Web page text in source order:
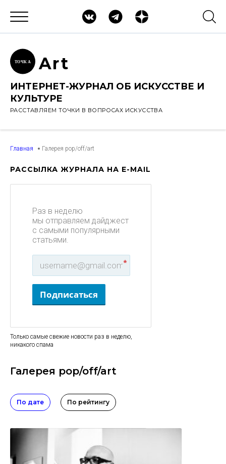
ТОЧК А Art
ИНТЕРНЕТ-ЖУРНАЛ ОБ ИСКУССТВЕ И
КУЛЬТУРЕ
РАССТАВЛЯЕМ ТОЧКИ В ВОПРОСАХ ИСКУССТВА
Главная Галерея pop/off/art
РАССЫЛКА ЖУРНАЛА НА E-MAIL
Раз в неделю
мы отправляем дайджест
с самыми популярными
статьями.
*
Подписаться
Только самые свежие новости раз в неделю,
никакого спама
Галерея pop/off/art
По дате По рейтингу